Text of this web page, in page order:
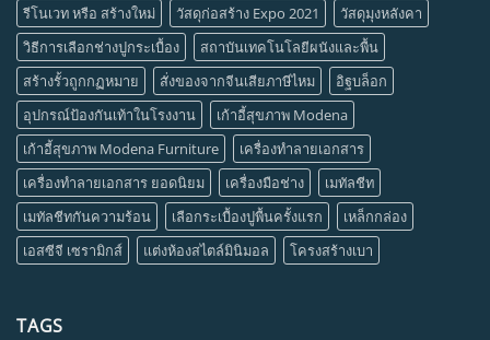
รีโนเวท หรือ สร้างใหม่
วัสดุก่อสร้าง Expo 2021
วัสดุมุงหลังคา
วิธีการเลือกช่างปูกระเบื้อง
สถาบันเทคโนโลยีผนังและพื้น
สร้างรั้วถูกกฏหมาย
สั่งของจากจีนเสียภาษีไหม
อิฐบล็อก
อุปกรณ์ป้องกันเท้าในโรงงาน
เก้าอี้สุขภาพ Modena
เก้าอี้สุขภาพ Modena Furniture
เครื่องทำลายเอกสาร
เครื่องทำลายเอกสาร ยอดนิยม
เครื่องมือช่าง
เมทัลชีท
เมทัลชีทกันความร้อน
เลือกระเบื้องปูพื้นครั้งแรก
เหล็กกล่อง
เอสซีจี เซรามิกส์
แต่งห้องสไตล์มินิมอล โครงสร้างเบา
TAGS